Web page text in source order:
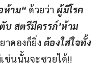
ห้าม“ ด้วยว่า ผู้มีโรค
บ สตรีมีครรภ์’ห้าม
ดองก็ยิ่ง ต้องใส่ใจทั้ง
ช่นนั้นจะซวยได้!!